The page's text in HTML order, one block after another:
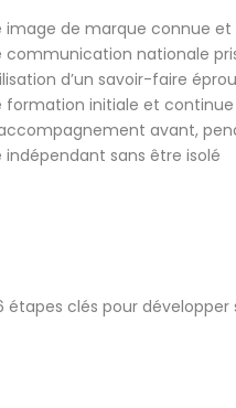
image de marque connue
communication nationale
d’un savoir-faire
formation initiale et continue
avant,
indépendant sans être isolé
étapes clés pour